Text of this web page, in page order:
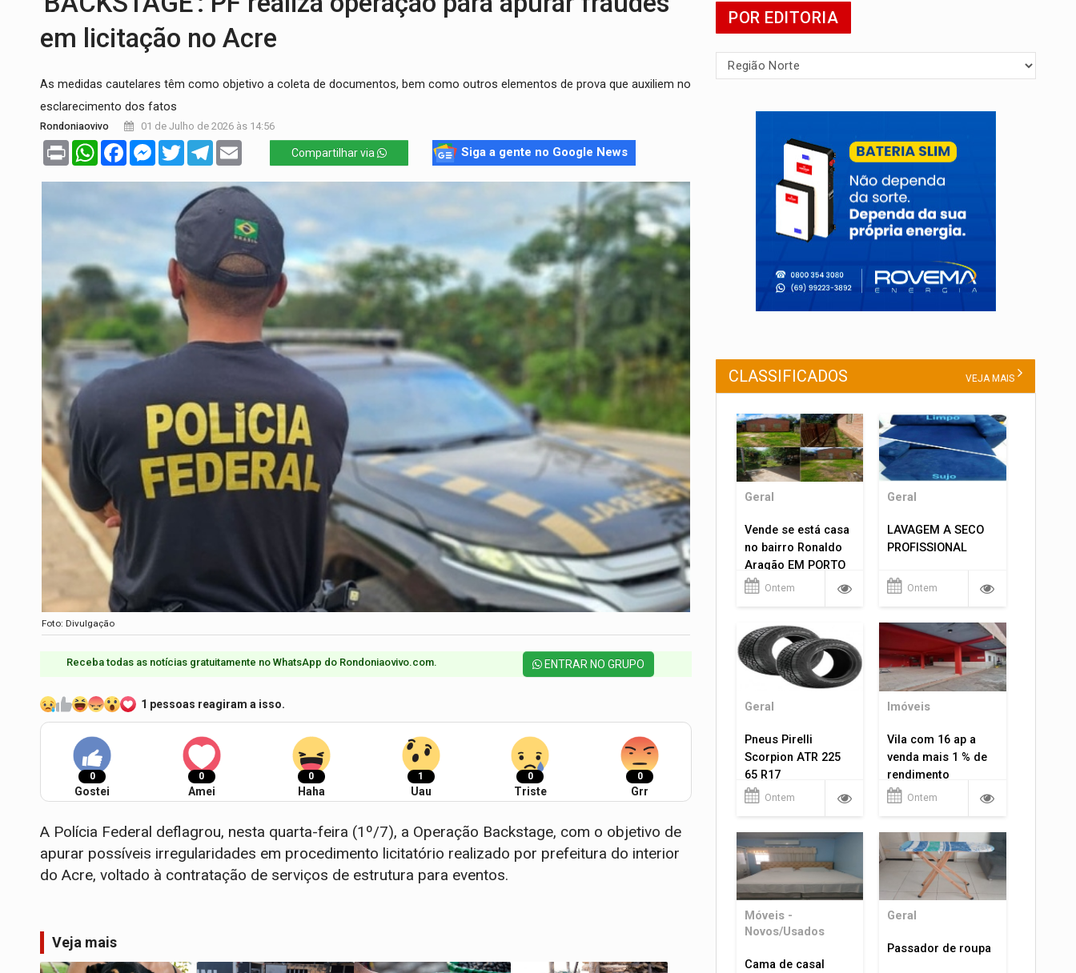
PREVISÃO: Interior de Rondônia terá sábado (8) de calor intenso e tempo firme
A ILHA:Coreografia de Rondônia estreia na programação do Festival de Dança de Joinville
ELEIÇÕES 2026:Sgt. Mouza esclarece 'erro de digitação' em declaração de patrimônio de R$ 29 mi
VÍDEO:Motorista de caminhonete morre preso às ferragens em colisão com carreta na BR
em licitação no Acre
As medidas cautelares têm como objetivo a coleta de documentos, bem como outros elementos de prova que auxiliem no
esclarecimento dos fatos
Rondoniaovivo 01 de Julho de 2026 às 14:56
Print WhatsAppFacebookMessenger
TwitterTelegram Compartilhar via Siga a gente no Google News
Foto: Divulgação
Receba todas as notícias gratuitamente no WhatsApp do Rondoniaovivo.com.​ ENTRAR NO GRUPO
1 pessoas reagiram a isso.
0
Gostei
0
Amei
0
Haha
1
Uau
0
Triste
0
Grr
A Polícia Federal deflagrou, nesta quarta-feira (1º/7), a Operação Backstage, com o objetivo de
apurar possíveis irregularidades em procedimento licitatório realizado por prefeitura do interior
do Acre, voltado à contratação de serviços de estrutura para eventos.
Veja mais
POR EDITORIA
CLASSIFICADOS VEJA MAIS
Geral
Vende se está casa
no bairro Ronaldo
Aragão EM PORTO
VELHO RO.
Ontem
Geral
LAVAGEM A SECO
PROFISSIONAL
Ontem
Geral
Pneus Pirelli
Scorpion ATR 225
65 R17
Ontem
Imóveis
Vila com 16 ap a
venda mais 1 % de
rendimento
Ontem
Móveis -
Novos/Usados
Cama de casal
Geral
Passador de roupa